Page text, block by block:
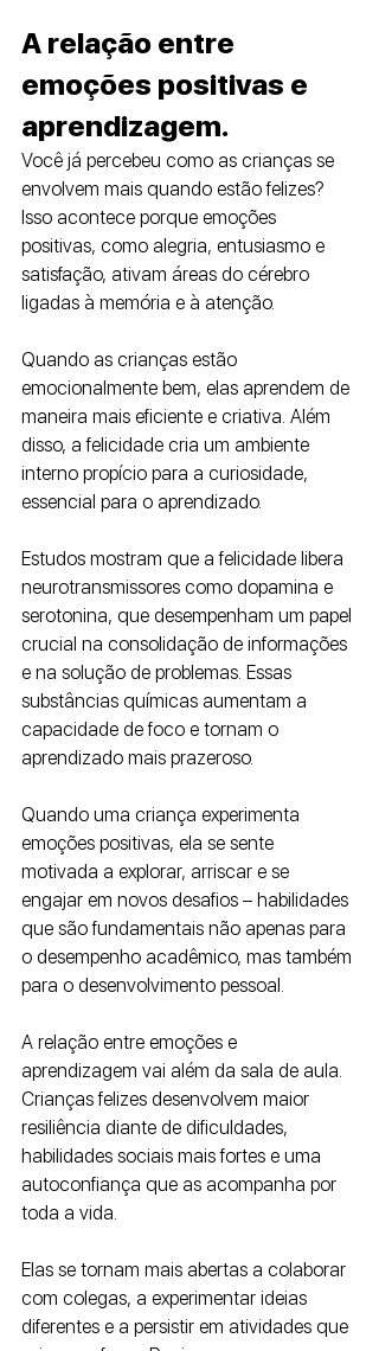
A relação entre
emoções positivas e
aprendizagem.
Você já percebeu como as crianças se
envolvem mais quando estão felizes?
Isso acontece porque emoções
positivas, como alegria, entusiasmo e
satisfação, ativam áreas do cérebro
ligadas à memória e à atenção.
Quando as crianças estão
emocionalmente bem, elas aprendem de
maneira mais eficiente e criativa. Além
disso, a felicidade cria um ambiente
interno propício para a curiosidade,
essencial para o aprendizado.
Estudos mostram que a felicidade libera
neurotransmissores como dopamina e
serotonina, que desempenham um papel
crucial na consolidação de informações
e na solução de problemas. Essas
substâncias químicas aumentam a
capacidade de foco e tornam o
aprendizado mais prazeroso.
Quando uma criança experimenta
emoções positivas, ela se sente
motivada a explorar, arriscar e se
engajar em novos desafios – habilidades
que são fundamentais não apenas para
o desempenho acadêmico, mas também
para o desenvolvimento pessoal.
A relação entre emoções e
aprendizagem vai além da sala de aula.
Crianças felizes desenvolvem maior
resiliência diante de dificuldades,
habilidades sociais mais fortes e uma
autoconfiança que as acompanha por
toda a vida.
Elas se tornam mais abertas a colaborar
com colegas, a experimentar ideias
diferentes e a persistir em atividades que